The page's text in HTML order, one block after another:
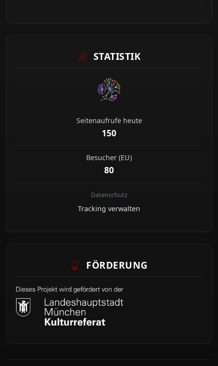
STATISTIK
Seitenaufrufe heute
150
Besucher (EU)
80
Datenschutz
Tracking verwalten
FÖRDERUNG